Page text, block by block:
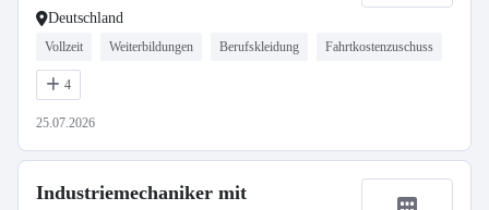
Deutschland
Vollzeit Weiterbildungen Berufskleidung Fahrtkostenzuschuss
4
25.07.2026
Industriemechaniker mit